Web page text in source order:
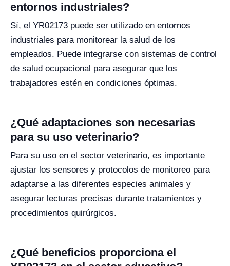
entornos industriales?
Sí, el YR02173 puede ser utilizado en entornos
industriales para monitorear la salud de los
empleados. Puede integrarse con sistemas de control
de salud ocupacional para asegurar que los
trabajadores estén en condiciones óptimas.
¿Qué adaptaciones son necesarias
para su uso veterinario?
Para su uso en el sector veterinario, es importante
ajustar los sensores y protocolos de monitoreo para
adaptarse a las diferentes especies animales y
asegurar lecturas precisas durante tratamientos y
procedimientos quirúrgicos.
¿Qué beneficios proporciona el